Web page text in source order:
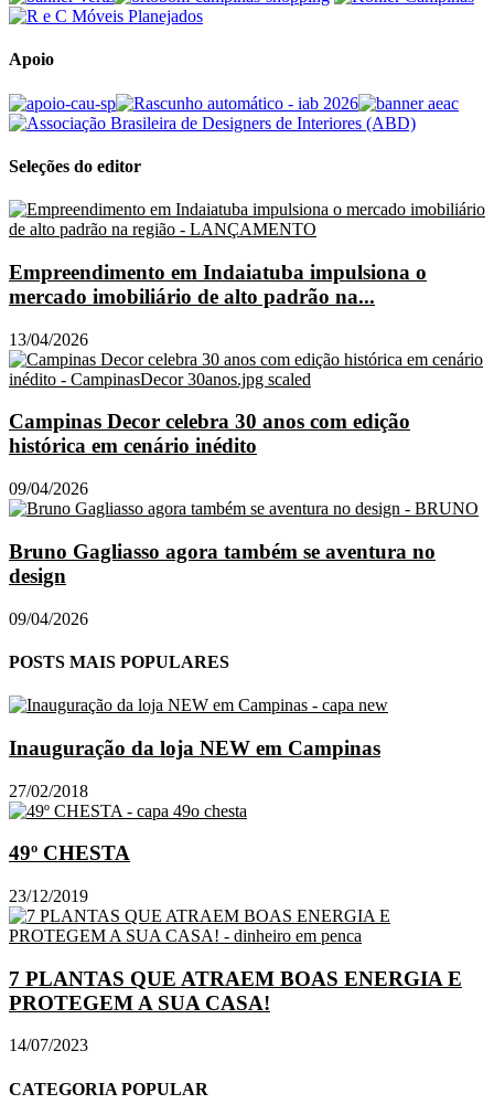
Apoio
Seleções do editor
Empreendimento em Indaiatuba impulsiona o
mercado imobiliário de alto padrão na...
13/04/2026
Campinas Decor celebra 30 anos com edição
histórica em cenário inédito
09/04/2026
Bruno Gagliasso agora também se aventura no
design
09/04/2026
POSTS MAIS POPULARES
Inauguração da loja NEW em Campinas
27/02/2018
49º CHESTA
23/12/2019
7 PLANTAS QUE ATRAEM BOAS ENERGIA E
PROTEGEM A SUA CASA!
14/07/2023
CATEGORIA POPULAR